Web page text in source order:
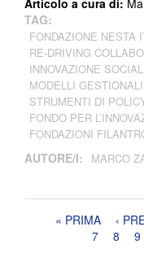
Articolo a cura di:
TAG:
FONDAZIONE NESTA
RE-DRIVING
INNOVAZIONE
MODELLI
STRUMENTI DI
FONDO PER
FONDAZIONI
AUTORE/I: MARCO
Pagine« PRIMA ‹
7
8 9